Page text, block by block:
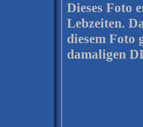
Dieses Foto
Lebzeiten.
diesem Foto
damaligen